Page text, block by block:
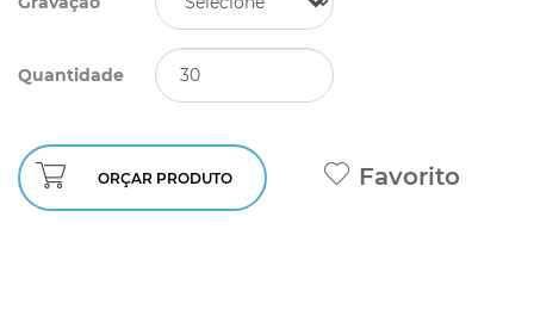
Quantidade
ORÇAR PRODUTO Favorito